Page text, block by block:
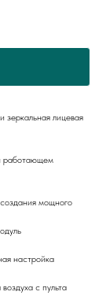
зеркальная лицевая
работающем
мощного
настройка
с пульта